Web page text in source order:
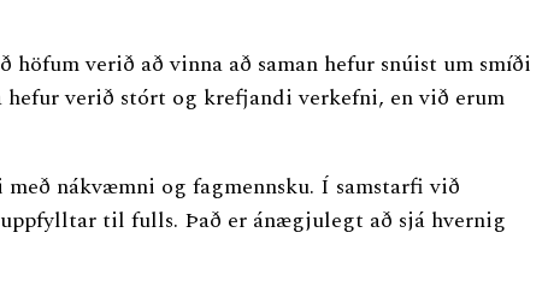
verið að vinna að saman hefur snúist um smíði
verið stórt og krefjandi verkefni, en við erum
nákvæmni og fagmennsku. Í samstarfi við
til fulls. Það er ánægjulegt að sjá hvernig